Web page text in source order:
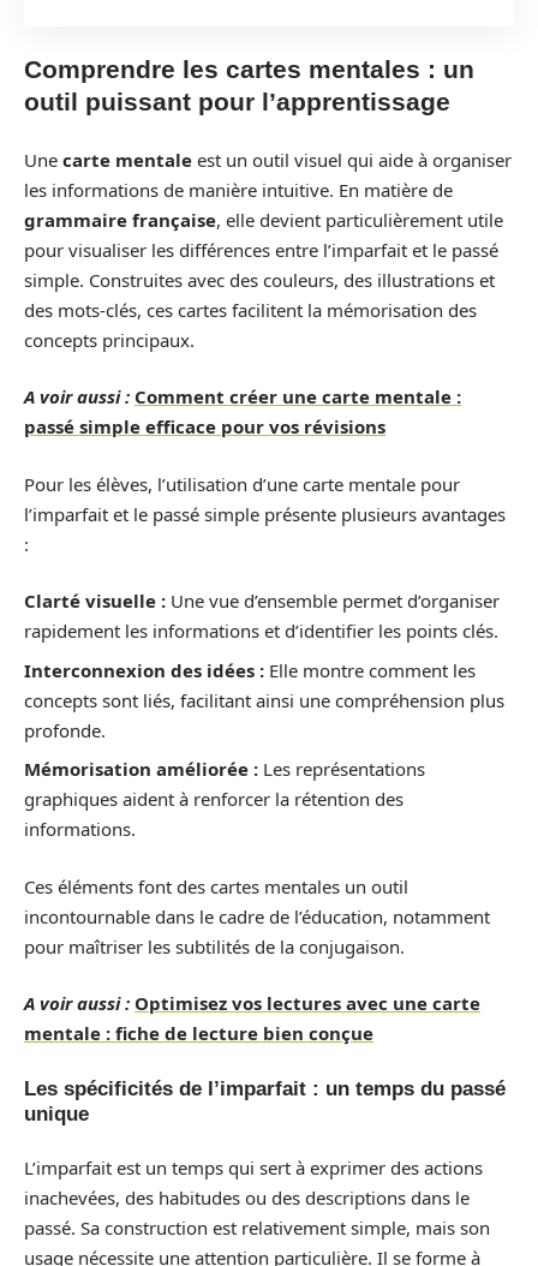
Comprendre les cartes mentales : un
outil puissant pour l’apprentissage
Une carte mentale est un outil visuel qui aide à organiser
les informations de manière intuitive. En matière de
grammaire française, elle devient particulièrement utile
pour visualiser les différences entre l’imparfait et le passé
simple. Construites avec des couleurs, des illustrations et
des mots-clés, ces cartes facilitent la mémorisation des
concepts principaux.
A voir aussi : Comment créer une carte mentale :
passé simple efficace pour vos révisions
Pour les élèves, l’utilisation d’une carte mentale pour
l’imparfait et le passé simple présente plusieurs avantages
:
Clarté visuelle : Une vue d’ensemble permet d’organiser
rapidement les informations et d’identifier les points clés.
Interconnexion des idées : Elle montre comment les
concepts sont liés, facilitant ainsi une compréhension plus
profonde.
Mémorisation améliorée : Les représentations
graphiques aident à renforcer la rétention des
informations.
Ces éléments font des cartes mentales un outil
incontournable dans le cadre de l’éducation, notamment
pour maîtriser les subtilités de la conjugaison.
A voir aussi : Optimisez vos lectures avec une carte
mentale : fiche de lecture bien conçue
Les spécificités de l’imparfait : un temps du passé
unique
L’imparfait est un temps qui sert à exprimer des actions
inachevées, des habitudes ou des descriptions dans le
passé. Sa construction est relativement simple, mais son
usage nécessite une attention particulière. Il se forme à